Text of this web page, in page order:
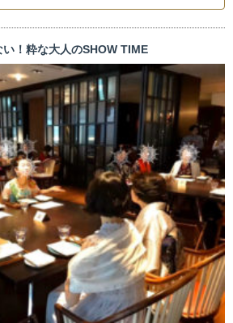
！粋な大人のSHOW TIME